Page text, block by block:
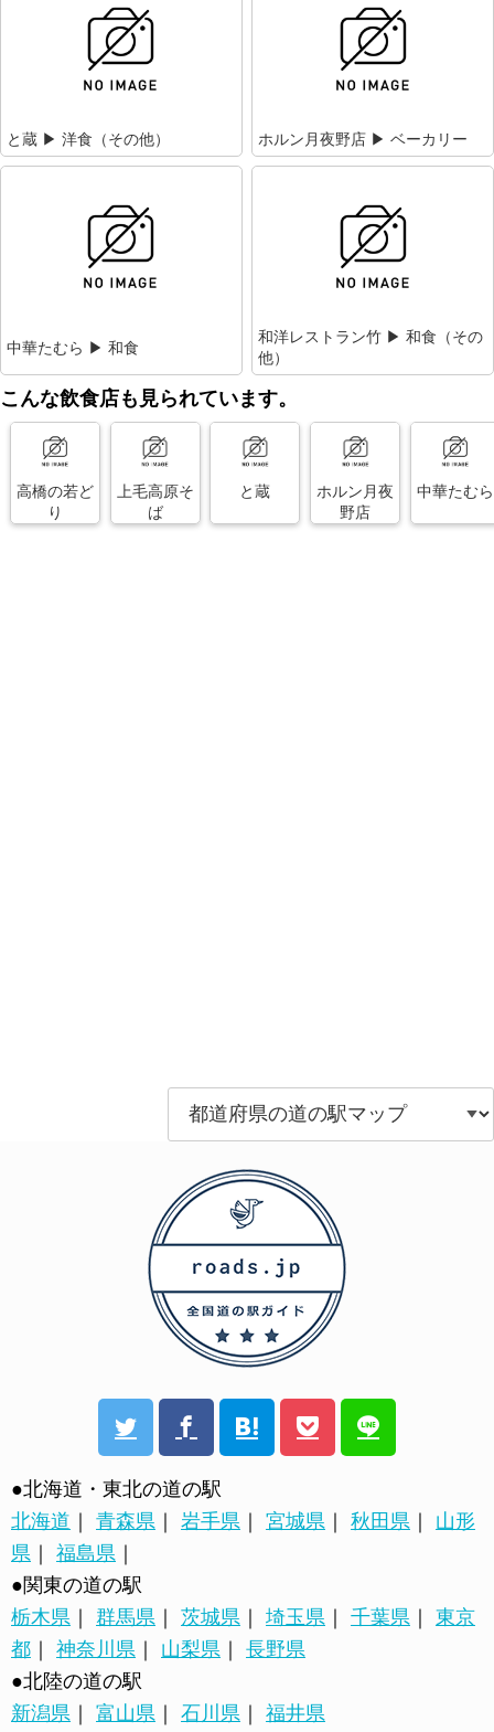
と蔵 ▶ 洋食（その他） ホルン月夜野店 ▶ ベーカリー
中華たむら ▶ 和食
和洋レストラン竹 ▶ 和食（その
他）
こんな飲食店も見られています。
高橋の若ど
り
上毛高原そ
ば
と蔵
ホルン月夜
野店
中華たむら
●北海道・東北の道の駅
北海道 ｜ 青森県 ｜ 岩手県 ｜ 宮城県 ｜ 秋田県 ｜ 山形
県 ｜ 福島県 ｜
●関東の道の駅
栃木県 ｜ 群馬県 ｜ 茨城県 ｜ 埼玉県 ｜ 千葉県 ｜ 東京
都 ｜ 神奈川県 ｜ 山梨県 ｜ 長野県
●北陸の道の駅
新潟県 ｜ 富山県 ｜ 石川県 ｜ 福井県